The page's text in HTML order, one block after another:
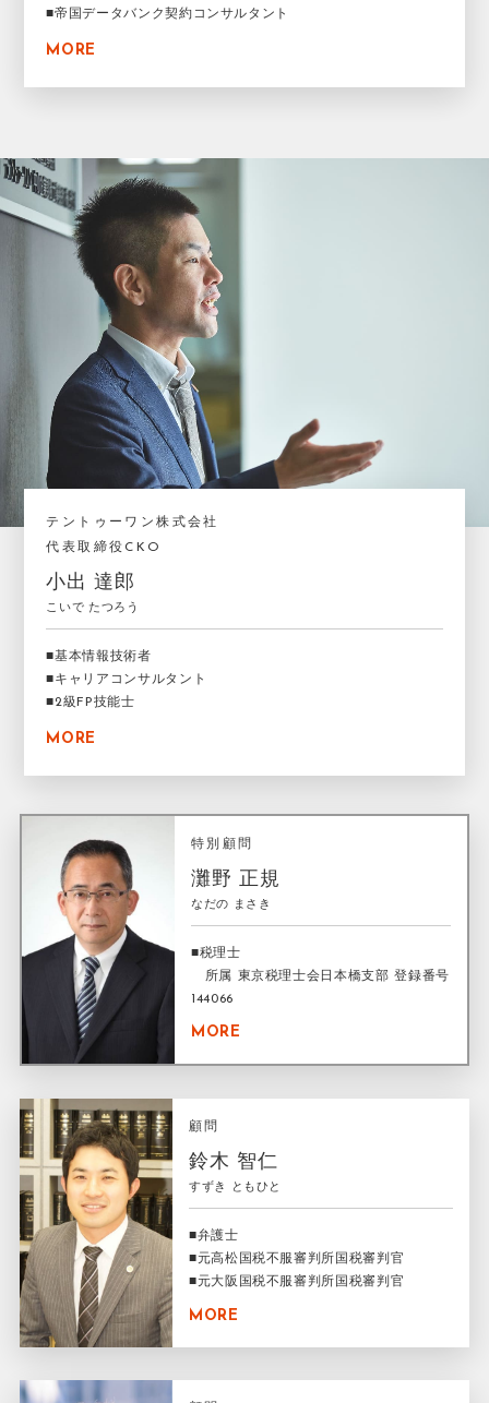
■帝国データバンク契約コンサルタント
MORE
テントゥーワン株式会社
代表取締役CKO
小出 達郎
こいで たつろう
■基本情報技術者
■キャリアコンサルタント
■2級FP技能士
MORE
特別顧問
灘野 正規
なだの まさき
■税理士
所属 東京税理士会日本橋支部 登録番号
144066
MORE
顧問
鈴木 智仁
すずき ともひと
■弁護士
■元高松国税不服審判所国税審判官
■元大阪国税不服審判所国税審判官
MORE